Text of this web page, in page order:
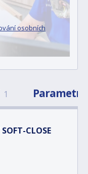
osobních
1 Parametry
CLOSE